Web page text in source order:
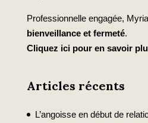
Professionnelle engagée,
bienveillance et fermeté.
Cliquez ici pour en savoir
Articles récents
L’angoisse en début de